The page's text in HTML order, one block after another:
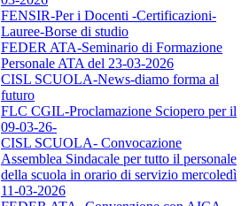
FENSIR-Per i Docenti -Certificazioni-
Lauree-Borse di studio
FEDER ATA-Seminario di Formazione
Personale ATA del 23-03-2026
CISL SCUOLA-News-diamo forma al
futuro
FLC CGIL-Proclamazione Sciopero per il
09-03-26-
CISL SCUOLA- Convocazione
Assemblea Sindacale per tutto il personale
della scuola in orario di servizio mercoledì
11-03-2026